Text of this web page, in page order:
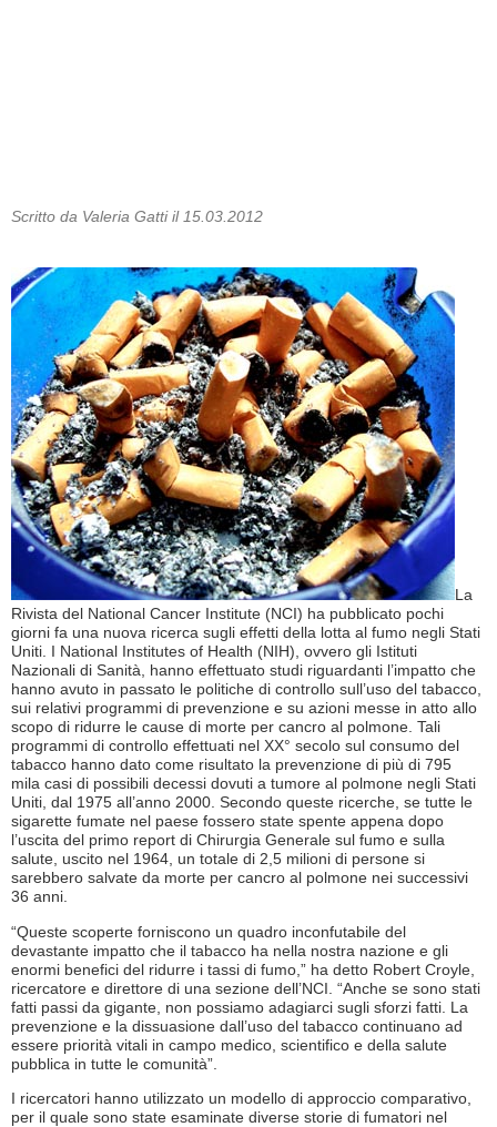
Scritto da Valeria Gatti il 15.03.2012
La
Rivista del National Cancer Institute (NCI) ha pubblicato pochi
giorni fa una nuova ricerca sugli effetti della lotta al fumo negli Stati
Uniti. I National Institutes of Health (NIH), ovvero gli Istituti
Nazionali di Sanità, hanno effettuato studi riguardanti l’impatto che
hanno avuto in passato le politiche di controllo sull’uso del tabacco,
sui relativi programmi di prevenzione e su azioni messe in atto allo
scopo di ridurre le cause di morte per cancro al polmone. Tali
programmi di controllo effettuati nel XX° secolo sul consumo del
tabacco hanno dato come risultato la prevenzione di più di 795
mila casi di possibili decessi dovuti a tumore al polmone negli Stati
Uniti, dal 1975 all’anno 2000. Secondo queste ricerche, se tutte le
sigarette fumate nel paese fossero state spente appena dopo
l’uscita del primo report di Chirurgia Generale sul fumo e sulla
salute, uscito nel 1964, un totale di 2,5 milioni di persone si
sarebbero salvate da morte per cancro al polmone nei successivi
36 anni.
“Queste scoperte forniscono un quadro inconfutabile del
devastante impatto che il tabacco ha nella nostra nazione e gli
enormi benefici del ridurre i tassi di fumo,” ha detto Robert Croyle,
ricercatore e direttore di una sezione dell’NCI. “Anche se sono stati
fatti passi da gigante, non possiamo adagiarci sugli sforzi fatti. La
prevenzione e la dissuasione dall’uso del tabacco continuano ad
essere priorità vitali in campo medico, scientifico e della salute
pubblica in tutte le comunità”.
I ricercatori hanno utilizzato un modello di approccio comparativo,
per il quale sono state esaminate diverse storie di fumatori nel